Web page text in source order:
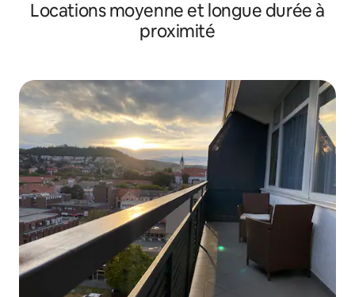
Locations moyenne et longue durée à
proximité